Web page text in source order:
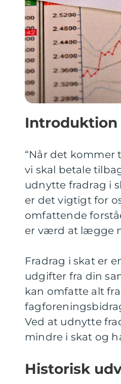
Introduktion
“Når det kommer
vi skal betale
udnytte fradrag i
er det vigtigt for
omfattende
er værd at lægge
Fradrag i skat er
udgifter fra din
kan omfatte alt
Ved at udnytte
mindre i skat og
Historisk